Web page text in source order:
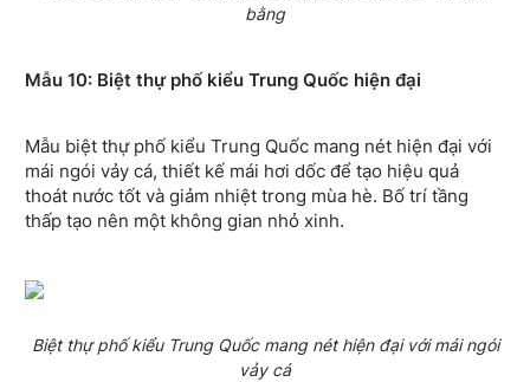
bằng
Mẫu 10: Biệt thự phố kiểu Trung Quốc hiện đại
Mẫu biệt thự phố kiểu Trung Quốc mang nét hiện đại với
mái ngói vảy cá, thiết kế mái hơi dốc để tạo hiệu quả
thoát nước tốt và giảm nhiệt trong mùa hè. Bố trí tầng
thấp tạo nên một không gian nhỏ xinh.
Biệt thự phố kiểu Trung Quốc mang nét hiện đại với mái ngói
vảy cá